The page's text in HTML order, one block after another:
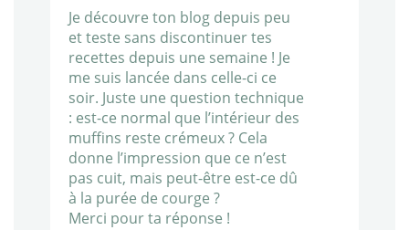
Je découvre ton blog depuis peu
et teste sans discontinuer tes
recettes depuis une semaine ! Je
me suis lancée dans celle-ci ce
soir. Juste une question technique
: est-ce normal que l’intérieur des
muffins reste crémeux ? Cela
donne l’impression que ce n’est
pas cuit, mais peut-être est-ce dû
à la purée de courge ?
Merci pour ta réponse !